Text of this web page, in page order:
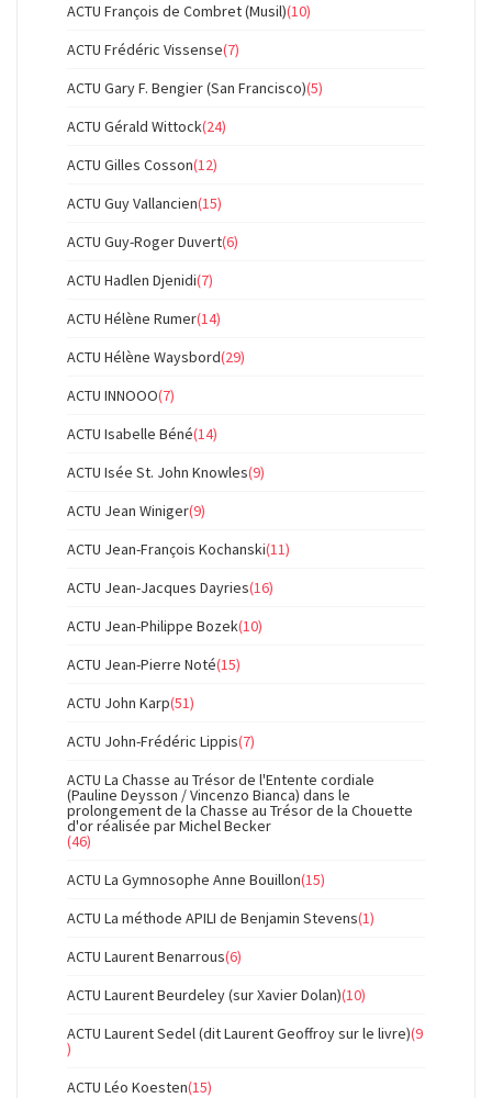
ACTU François de Combret (Musil)(10)
ACTU Frédéric Vissense(7)
ACTU Gary F. Bengier (San Francisco)(5)
ACTU Gérald Wittock(24)
ACTU Gilles Cosson(12)
ACTU Guy Vallancien(15)
ACTU Guy-Roger Duvert(6)
ACTU Hadlen Djenidi(7)
ACTU Hélène Rumer(14)
ACTU Hélène Waysbord(29)
ACTU INNOOO(7)
ACTU Isabelle Béné(14)
ACTU Isée St. John Knowles(9)
ACTU Jean Winiger(9)
ACTU Jean-François Kochanski(11)
ACTU Jean-Jacques Dayries(16)
ACTU Jean-Philippe Bozek(10)
ACTU Jean-Pierre Noté(15)
ACTU John Karp(51)
ACTU John-Frédéric Lippis(7)
ACTU La Chasse au Trésor de l'Entente cordiale
(Pauline Deysson / Vincenzo Bianca) dans le
prolongement de la Chasse au Trésor de la Chouette
d'or réalisée par Michel Becker
(46)
ACTU La Gymnosophe Anne Bouillon(15)
ACTU La méthode APILI de Benjamin Stevens(1)
ACTU Laurent Benarrous(6)
ACTU Laurent Beurdeley (sur Xavier Dolan)(10)
ACTU Laurent Sedel (dit Laurent Geoffroy sur le livre)(9
)
ACTU Léo Koesten(15)